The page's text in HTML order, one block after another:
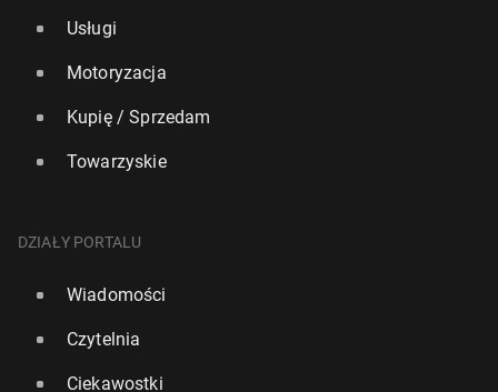
Usługi
Motoryzacja
Kupię / Sprzedam
Towarzyskie
DZIAŁY PORTALU
Wiadomości
Czytelnia
Ciekawostki